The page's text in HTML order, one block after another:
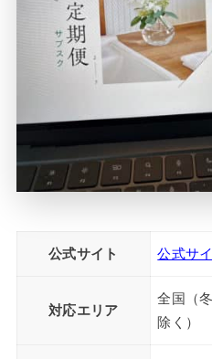
公式サイト 公式サ
対応エリア
全国（
除く）